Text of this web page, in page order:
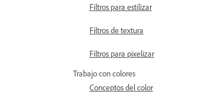
Filtros para estilizar
Filtros de textura
Filtros para pixelizar
Trabajo con colores
Conceptos del color